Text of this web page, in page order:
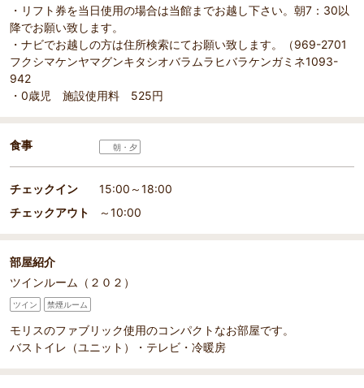
・リフト券を当日使用の場合は当館までお越し下さい。朝7：30以
降でお願い致します。
・ナビでお越しの方は住所検索にてお願い致します。（969-2701
フクシマケンヤマグンキタシオバラムラヒバラケンガミネ1093-
942
・0歳児 施設使用料 525円
食事 朝・夕
チェックイン
15:00～18:00
チェックアウト
～10:00
部屋紹介
ツインルーム（２０２）
ツイン 禁煙ルーム
モリスのファブリック使用のコンパクトなお部屋です。
バストイレ（ユニット）・テレビ・冷暖房